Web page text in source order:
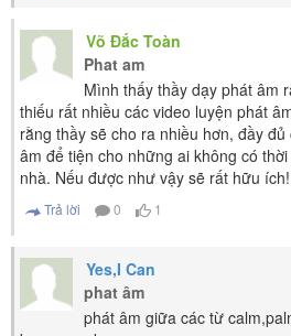
Võ Đắc Toàn
Phat am
Mình thấy thầy dạy phát âm
thiếu rất nhiều các video luyện phát
rằng thầy sẽ cho ra nhiều hơn, đầy
âm để tiện cho những ai không có
nhà. Nếu được như vậy sẽ rất hữu
Trả lời 0 1
Yes,I Can
phat âm
phát âm giữa các từ